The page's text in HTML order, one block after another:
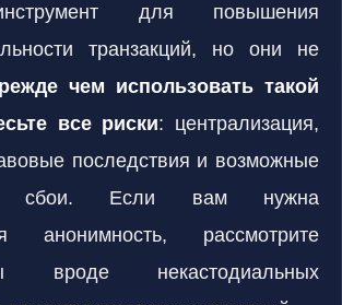
для повышения
транзакций, но они не
чем использовать такой
все риски: централизация,
последствия и возможные
сбои. Если вам нужна
анонимность, рассмотрите
вроде некастодиальных